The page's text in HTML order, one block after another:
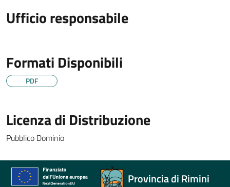
Ufficio responsabile
Formati Disponibili
PDF
Licenza di Distribuzione
Pubblico Dominio
Provincia di Rimini